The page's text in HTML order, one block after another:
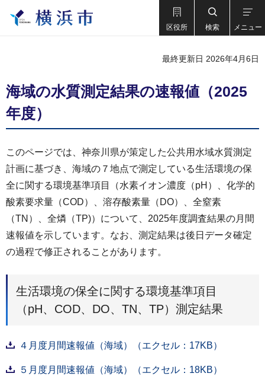
区役所 検索 メニュー
最終更新日 2026年4月6日
海域の水質測定結果の速報値（2025
年度）
このページでは、神奈川県が策定した公共用水域水質測定
計画に基づき、海域の７地点で測定している生活環境の保
全に関する環境基準項目（水素イオン濃度（pH）、化学的
酸素要求量（COD）、溶存酸素量（DO）、全窒素
（TN）、全燐（TP)）について、2025年度調査結果の月間
速報値を示しています。なお、測定結果は後日データ確定
の過程で修正されることがあります。
生活環境の保全に関する環境基準項目
（pH、COD、DO、TN、TP）測定結果
４月度月間速報値（海域）（エクセル：17KB）
５月度月間速報値（海域）（エクセル：18KB）